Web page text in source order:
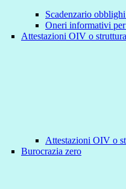
Scadenzario
Oneri informativi
Attestazioni OIV o
Attestazioni OIV o
Burocrazia zero